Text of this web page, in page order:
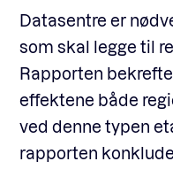
Datasentre er
som skal legge til
Rapporten
effektene både
ved denne typen
rapporten